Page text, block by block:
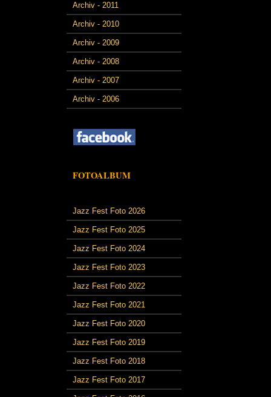
Archiv - 2011
Archiv - 2010
Archiv - 2009
Archiv - 2008
Archiv - 2007
Archiv - 2006
FOTOALBUM
Jazz Fest Foto 2026
Jazz Fest Foto 2025
Jazz Fest Foto 2024
Jazz Fest Foto 2023
Jazz Fest Foto 2022
Jazz Fest Foto 2021
Jazz Fest Foto 2020
Jazz Fest Foto 2019
Jazz Fest Foto 2018
Jazz Fest Foto 2017